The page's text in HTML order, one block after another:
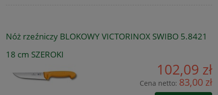
Nóż rzeźniczy BLOKOWY VICTORINOX SWIBO 5.8421
18 cm SZEROKI
102,09 zł
Cena netto: 83,00 zł